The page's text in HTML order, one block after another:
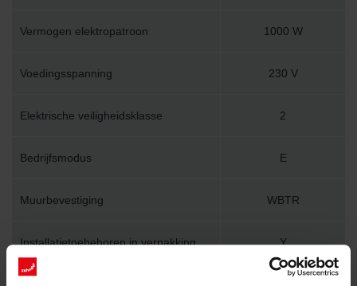
Vermogen elektropatroon 1000 W
Voedingsspanning 230 V
Elektrische veiligheidsklasse 2
Bedrijfsmodus E
Muurbevestiging WBTR
Installatietoebehoren in verpakking Y